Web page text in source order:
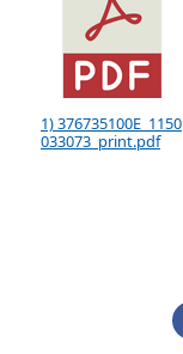
1) 376735100E_1150
033073_print.pdf